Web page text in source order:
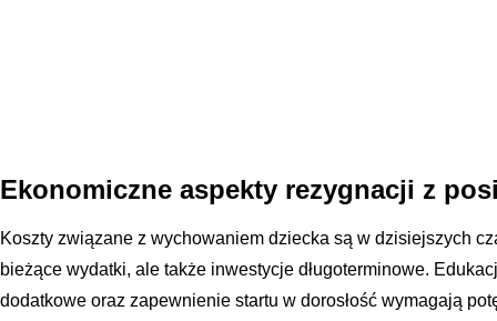
Ekonomiczne aspekty rezygnacji z
Koszty związane z wychowaniem dziecka są w dzisiejszych
bieżące wydatki, ale także inwestycje długoterminowe.
dodatkowe oraz zapewnienie startu w dorosłość wymagają